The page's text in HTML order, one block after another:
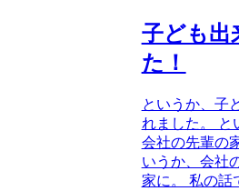
子ども出
た！
というか、子
れました。 と
会社の先輩の
いうか、会社
家に。 私の話